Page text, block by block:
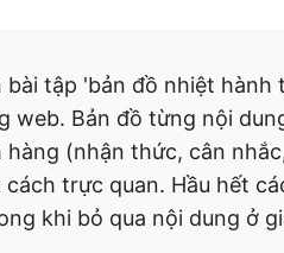
bài tập 'bản đồ nhiệt hành
Bản đồ từng nội
(nhận thức, cân
trực quan. Hầu hết
khi bỏ qua nội dung ở